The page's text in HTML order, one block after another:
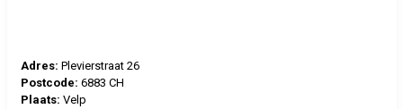
Adres: Plevierstraat 26
Postcode: 6883 CH
Plaats: Velp